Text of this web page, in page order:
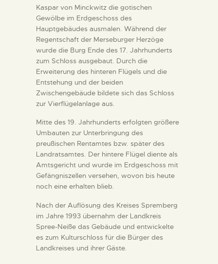
Kaspar von Minckwitz die gotischen
Gewölbe im Erdgeschoss des
Hauptgebäudes ausmalen. Während der
Regentschaft der Merseburger Herzöge
wurde die Burg Ende des 17. Jahrhunderts
zum Schloss ausgebaut. Durch die
Erweiterung des hinteren Flügels und die
Entstehung und der beiden
Zwischengebäude bildete sich das Schloss
zur Vierflügelanlage aus.
Mitte des 19. Jahrhunderts erfolgten größere
Umbauten zur Unterbringung des
preußischen Rentamtes bzw. später des
Landratsamtes. Der hintere Flügel diente als
Amtsgericht und wurde im Erdgeschoss mit
Gefängniszellen versehen, wovon bis heute
noch eine erhalten blieb.
Nach der Auflösung des Kreises Spremberg
im Jahre 1993 übernahm der Landkreis
Spree-Neiße das Gebäude und entwickelte
es zum Kulturschloss für die Bürger des
Landkreises und ihrer Gäste.